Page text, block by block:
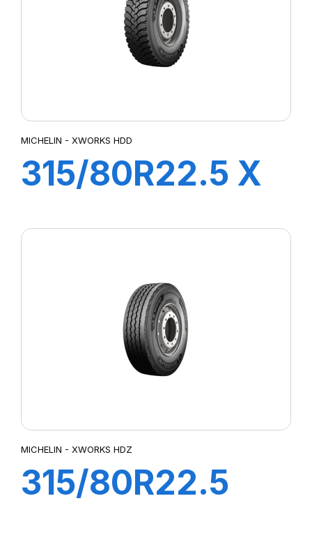
MICHELIN - XWORKS HDD
315/80R22.5 X
MICHELIN - XWORKS HDZ
315/80R22.5